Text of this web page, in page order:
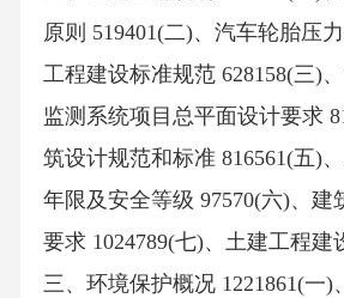
原则 519401(二)、汽车轮胎压
工程建设标准规范 628158(三)
监测系统项目总平面设计要求
筑设计规范和标准 816561(五)
年限及安全等级 97570(六)、建
要求 1024789(七)、土建工程建
三、环境保护概况 1221861(一)